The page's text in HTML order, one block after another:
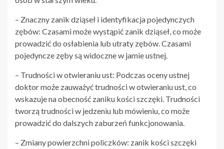
– Znaczny zanik dziąseł i identyfikacja pojedynczych
zębów: Czasami może wystąpić zanik dziąseł, co może
prowadzić do osłabienia lub utraty zębów. Czasami
pojedyncze zęby są widoczne w jamie ustnej.
– Trudności w otwieraniu ust: Podczas oceny ustnej
doktor może zauważyć trudności w otwieraniu ust, co
wskazuje na obecność zaniku kości szczęki. Trudności
tworzą trudności w jedzeniu lub mówieniu, co może
prowadzić do dalszych zaburzeń funkcjonowania.
– Zmiany powierzchni policzków: zanik kości szczęki